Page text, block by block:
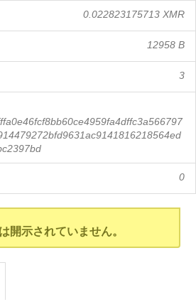
0.022823175713 XMR
12958 B
3
0
開示されていません。